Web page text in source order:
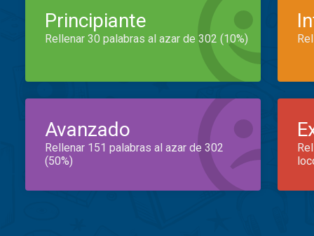
Principiante
Rellenar 30 palabras al azar de 302 (10%)
Avanzado
Rellenar 151 palabras al azar de 302
(50%)